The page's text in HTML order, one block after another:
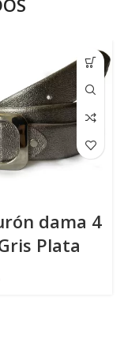
dama 4
Plata